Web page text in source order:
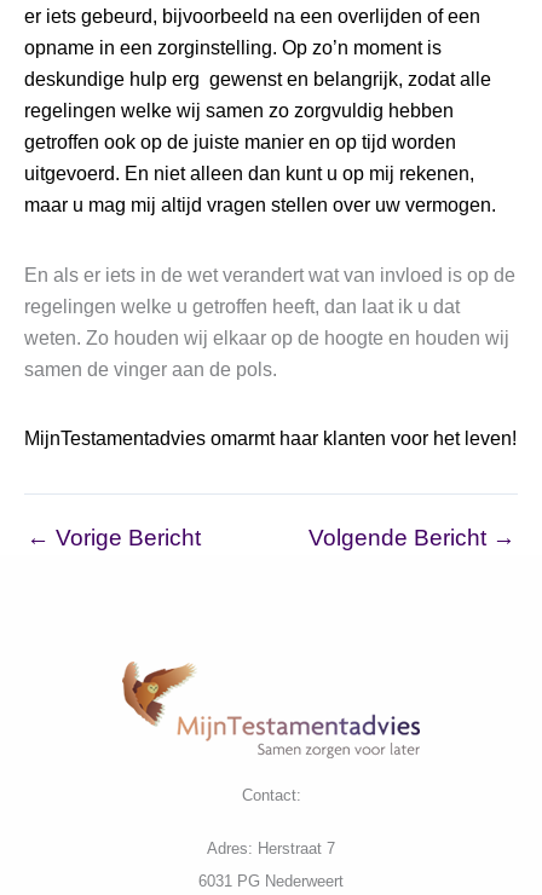
er iets gebeurd, bijvoorbeeld na een overlijden of een
opname in een zorginstelling. Op zo’n moment is
deskundige hulp erg gewenst en belangrijk, zodat alle
regelingen welke wij samen zo zorgvuldig hebben
getroffen ook op de juiste manier en op tijd worden
uitgevoerd. En niet alleen dan kunt u op mij rekenen,
maar u mag mij altijd vragen stellen over uw vermogen.
En als er iets in de wet verandert wat van invloed is op de
regelingen welke u getroffen heeft, dan laat ik u dat
weten. Zo houden wij elkaar op de hoogte en houden wij
samen de vinger aan de pols.
MijnTestamentadvies omarmt haar klanten voor het leven!
← Vorige Bericht Volgende Bericht →
Contact:
Adres: Herstraat 7
6031 PG Nederweert